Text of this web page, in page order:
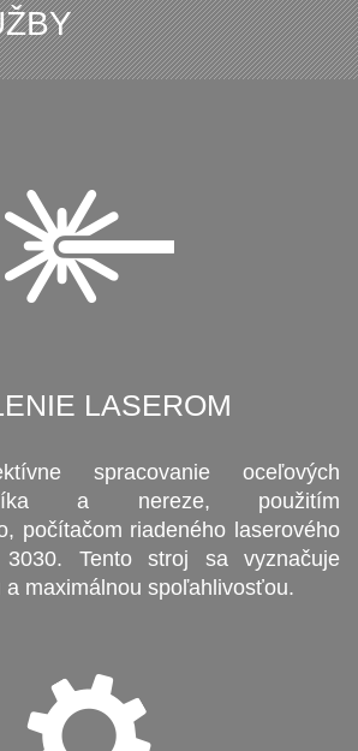
LASEROM
spracovanie oceľových
a nereze, použitím
počítačom riadeného laserového
3030. Tento stroj sa vyznačuje
a maximálnou spoľahlivosťou.